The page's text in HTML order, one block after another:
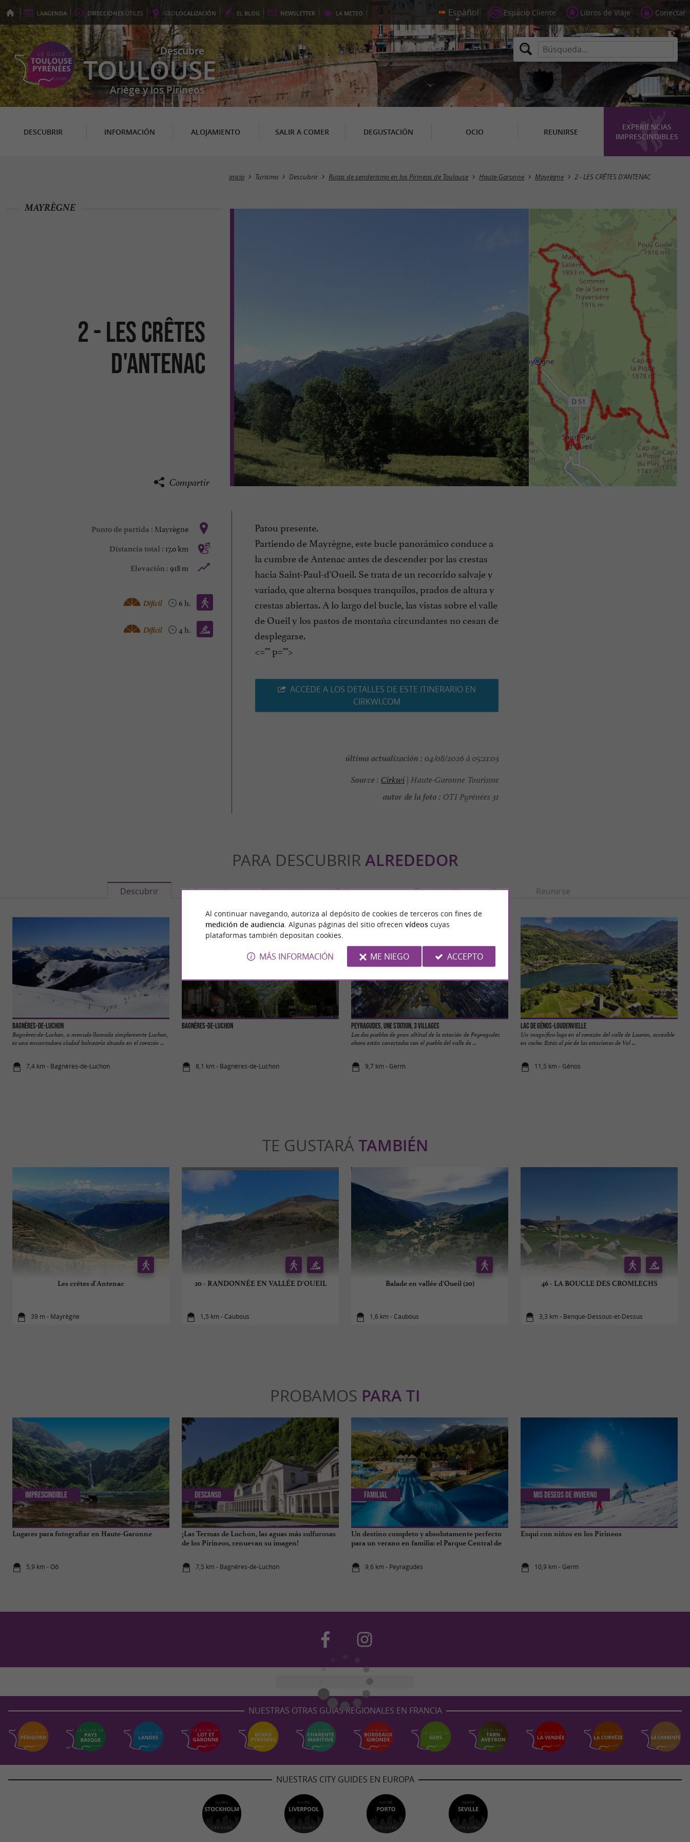
LAAGENDA DIRECCIONES ÚTILES GEOLOCALIZACIÓN EL BLOG NEWSLETTER LA METEO Espacio Cliente Libros de Viaje Conectar
Descubre
TOULOUSE
Ariège y los Pirineos
DESCUBRIR INFORMACIÓN ALOJAMIENTO SALIR A COMER DEGUSTACIÓN OCIO REUNIRSE
EXPERIENCIAS
IMPRESCINDIBLES
inicio Turismo Descubrir Rutas de senderismo en los Pirineos de Toulouse Haute-Garonne Mayrègne 2 - LES CRÊTES D'ANTENAC
2 - LES CRÊTES
D'ANTENAC
MAYRÈGNE
Compartir
Punto de partida : Mayrègne
Distancia total : 17,0 km
Elevación : 918 m
Caminata :
6 h.
Difícil
Trail :
4 h.
Difícil
Patou presente.
Partiendo de Mayrègne, este bucle panorámico conduce a
la cumbre de Antenac antes de descender por las crestas
hacia Saint-Paul-d'Oueil. Se trata de un recorrido salvaje y
variado, que alterna bosques tranquilos, prados de altura y
crestas abiertas. A lo largo del bucle, las vistas sobre el valle
de Oueil y los pastos de montaña circundantes no cesan de
desplegarse.
<="" p="">
ACCEDE A LOS DETALLES DE ESTE ITINERARIO EN
CIRKWI.COM
última actualización : 04/08/2026 à 05:21:03
Source : Cirkwi| Haute-Garonne Tourisme
autor de la foto : OTI Pyrénées 31
PARA DESCUBRIR ALREDEDOR
Descubrir Información Alojamiento Salir a comer Degustación Ocio Reunirse
Bagnères-de-Luchon
Bagnères-de-Luchon, a menudo llamada simplemente Luchon,
es una encantadora ciudad balnearia situada en el corazón ...
7,4 km - Bagnères-de-Luchon
Bagnères-de-Luchon
8,1 km - Bagnères-de-Luchon
Peyragudes, une station, 3 villages
Los dos pueblos de gran altitud de la estación de Peyragudes
ahora están conectados con el pueblo del valle de ...
9,7 km - Germ
Lac de Génos-Loudenvielle
Un magnífico lago en el corazón del valle de Louron, accesible
en coche. Estás al pie de las estaciones de Val ...
11,5 km - Génos
TE GUSTARÁTAMBIÉN
Les crêtes d'Antenac
39 m - Mayrègne
20 - RANDONNÉE EN VALLÉE D'OUEIL
1,5 km - Caubous
Balade en vallée d'Oueil (20)
1,6 km - Caubous
46 - LA BOUCLE DES CROMLECHS
3,3 km - Benque-Dessous-et-Dessus
PROBAMOS PARA TI
Lugares para fotografiar en Haute-Garonne
5,9 km - Oô
Imprescindible
¡Las Termas de Luchon, las aguas más sulfurosas
de los Pirineos, renuevan su imagen!
7,5 km - Bagnères-de-Luchon
Descanso
Un destino completo y absolutamente perfecto
para un verano en familia: el Parque Central de
9,6 km - Peyragudes
Familial
Esquí con niños en los Pirineos
10,9 km - Germ
Mis deseos de invierno
NUESTRAS OTRAS GUÍAS REGIONALES EN FRANCIA
NUESTRAS CITY GUIDES EN EUROPA
Al continuar navegando, autoriza al depósito de cookies de terceros con fines de
medición de audiencia . Algunas páginas del sitio ofrecen vídeoscuyas
plataformas también depositan cookies.
MÁS INFORMACIÓN ME NIEGO ACCEPTO